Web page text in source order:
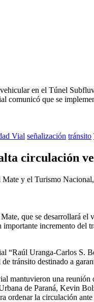
que se
Vial señalización tránsito
circulación
y el Turismo
que se desarrollará
incremento
Uranga-Carlos S.
tránsito destinado a
mantuvieron una
de Paraná, Kevin
ordenar la circulación